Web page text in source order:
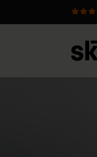
van professionals